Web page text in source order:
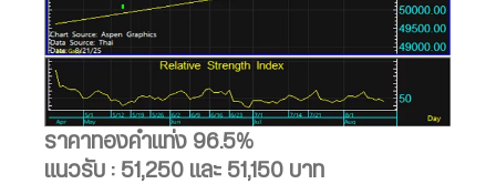
ราคาทองคำแท่ง 96.5%
แนวรับ : 51,250 และ 51,150 บาท